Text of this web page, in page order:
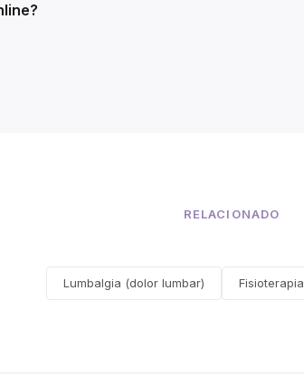
RELACIONADO
Lumbalgia (dolor lumbar) Fisioterapia